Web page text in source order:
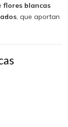
flores blancas
, que aportan